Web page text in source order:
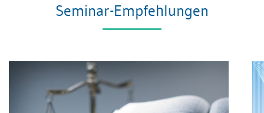
Seminar-Empfehlungen